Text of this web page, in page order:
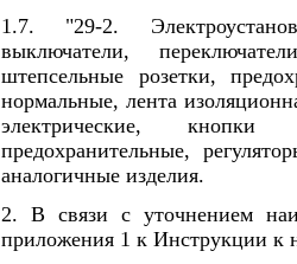
1.7. "29-2.
выключатели,
штепсельные розетки,
нормальные, лента
электрические, кнопки
предохранительные,
аналогичные изделия.
2. В связи с уточнением
приложения 1 к Инструкции к